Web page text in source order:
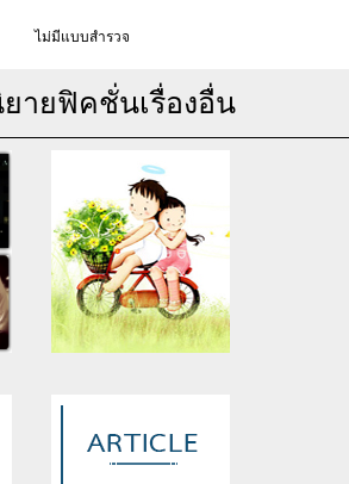
ไม่มีแบบสำรวจ
ายฟิคชั่นเรื่องอื่น
assumed 'article_topic' (this
will throw an Error in a future